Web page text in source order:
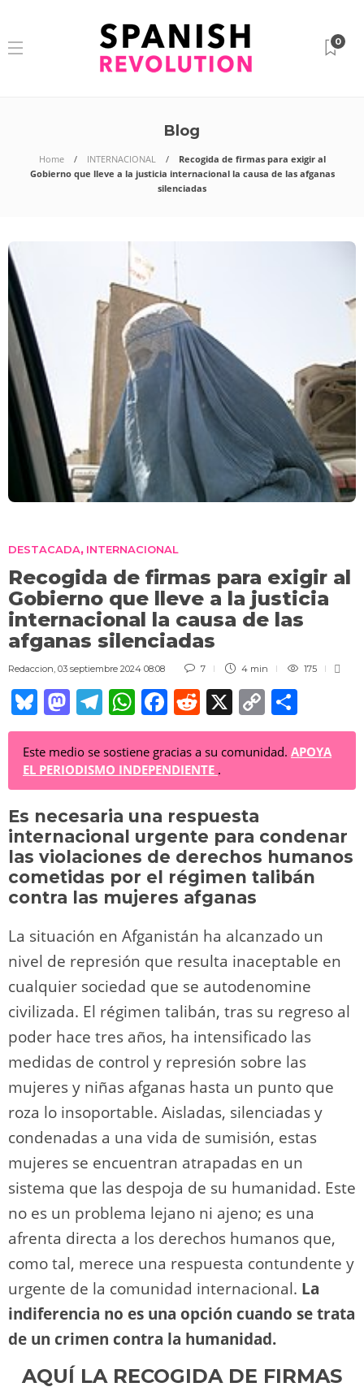
0
Blog
Home INTERNACIONAL
Recogida de firmas para exigir al
Gobierno que lleve a la justicia internacional la causa de las afganas
silenciadas
DESTACADA, INTERNACIONAL
Recogida de firmas para exigir al
Gobierno que lleve a la justicia
internacional la causa de las
afganas silenciadas
Redaccion, 03 septiembre 2024 08:08 7 4 min 175
Bl
u
e
sk
y
M
a
st
o
d
o
n
T
el
e
gr
a
m
W
h
at
s
A
p
p
F
a
c
e
b
o
o
k
R
e
d
di
t
X C
o
p
n
k
o
m
tir
Este medio se sostiene gracias a su comunidad. APOYA
EL PERIODISMO INDEPENDIENTE .
Es necesaria una respuesta
internacional urgente para condenar
las violaciones de derechos humanos
cometidas por el régimen talibán
contra las mujeres afganas
La situación en Afganistán ha alcanzado un
nivel de represión que resulta inaceptable en
cualquier sociedad que se autodenomine
civilizada. El régimen talibán, tras su regreso al
poder hace tres años, ha intensificado las
medidas de control y represión sobre las
mujeres y niñas afganas hasta un punto que
roza lo insoportable. Aisladas, silenciadas y
condenadas a una vida de sumisión, estas
mujeres se encuentran atrapadas en un
sistema que las despoja de su humanidad. Este
no es un problema lejano ni ajeno; es una
afrenta directa a los derechos humanos que,
como tal, merece una respuesta contundente y
urgente de la comunidad internacional. La
indiferencia no es una opción cuando se trata
de un crimen contra la humanidad.
AQUÍ LA RECOGIDA DE FIRMAS